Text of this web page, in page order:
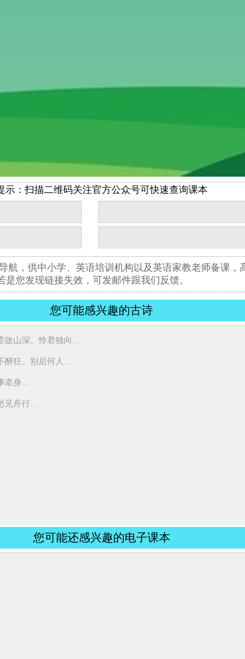
示：扫描二维码关注官方公众号可快速查询课本
，供中小学、英语培训机构以及英语家教老师备课
您发现链接失效，可发邮件跟我们反馈。
您可能感兴趣的古诗
山深。怜君独向...
狂。别后何人...
牵身...
见舟行...
您可能还感兴趣的电子课本